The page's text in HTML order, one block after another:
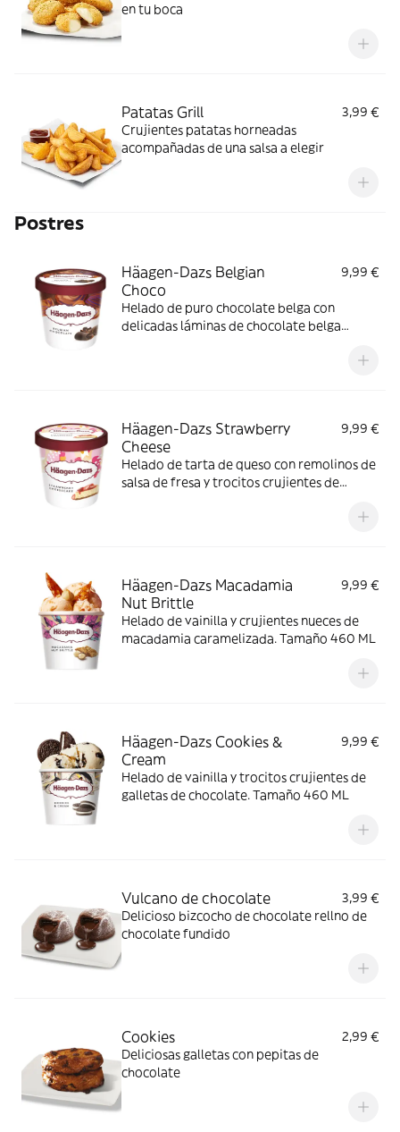
en tu boca
Patatas Grill
3,99 €
Crujientes patatas horneadas
acompañadas de una salsa a elegir
Postres
Häagen-Dazs Belgian
Choco
9,99 €
Helado de puro chocolate belga con
delicadas láminas de chocolate belga
Häagen-Dazs Strawberry
Cheese
9,99 €
Helado de tarta de queso con remolinos de
salsa de fresa y trocitos crujientes de
Häagen-Dazs Macadamia
Nut Brittle
9,99 €
Helado de vainilla y crujientes nueces de
macadamia caramelizada. Tamaño 460 ML
Häagen-Dazs Cookies &
Cream
9,99 €
Helado de vainilla y trocitos crujientes de
galletas de chocolate. Tamaño 460 ML
Vulcano de chocolate
3,99 €
Delicioso bizcocho de chocolate rellno de
chocolate fundido
Cookies
2,99 €
Deliciosas galletas con pepitas de
chocolate